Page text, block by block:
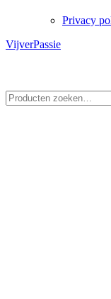
Privacy
VijverPassie
naar: